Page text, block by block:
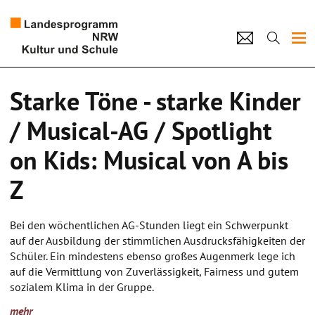
Künstlerpool
Starke Töne - starke Kinder
/ Musical-AG / Spotlight
on Kids: Musical von A bis
Z
Bei den wöchentlichen AG-Stunden liegt ein Schwerpunkt
auf der Ausbildung der stimmlichen Ausdrucksfähigkeiten der
Schüler. Ein mindestens ebenso großes Augenmerk lege ich
auf die Vermittlung von Zuverlässigkeit, Fairness und gutem
sozialem Klima in der Gruppe.
mehr